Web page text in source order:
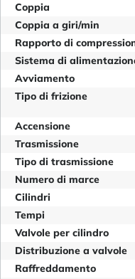
Coppia
Coppia a giri/min
Rapporto di
Sistema di
Avviamento
Tipo di frizione
Accensione
Trasmissione
Tipo di trasmissione
Numero di marce
Cilindri
Tempi
Valvole per cilindro
Distribuzione a valvole
Raffreddamento